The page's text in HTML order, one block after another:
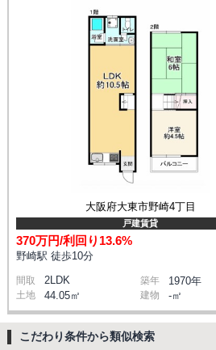
大阪府大東市野崎4丁目
戸建賃貸
370万円/利回り13.6%
野崎駅 徒歩10分
間取 2LDK 築年 1970年
土地 44.05㎡ 建物 -㎡
こだわり条件から類似検索